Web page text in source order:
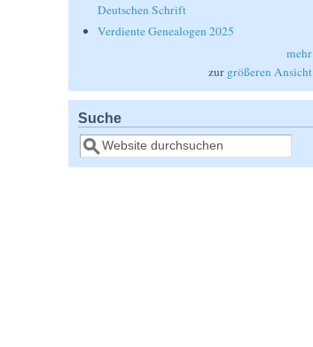
Deutschen Schrift
Verdiente Genealogen 2025
mehr
zur größeren Ansicht
Suche
Suche